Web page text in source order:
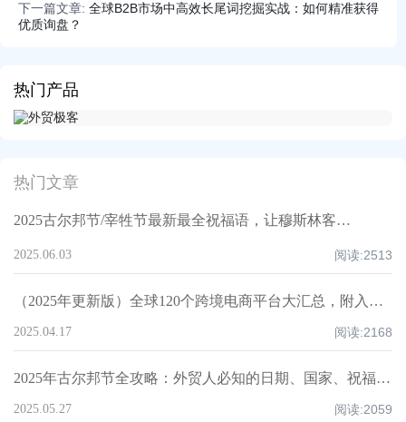
热门产品
热门文章
2025古尔邦节/宰牲节最新最全祝福语，让穆斯林客户记住你！
2025.06.03 阅读:2513
（2025年更新版）全球120个跨境电商平台大汇总，附入驻要求、注册门槛和适合品类！
2025.04.17 阅读:2168
2025年古尔邦节全攻略：外贸人必知的日期、国家、祝福技巧与禁忌清单！
2025.05.27 阅读:2059
下一篇文章: 全球B2B市场中高效长尾词挖掘实战：如何精准获得
优质询盘？